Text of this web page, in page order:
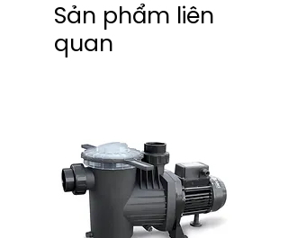
Sản phẩm liên
quan